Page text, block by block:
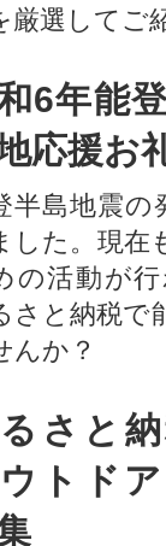
厳選してご
6年能
応援お
半島地震の
した。現在
の活動が
さと納税で
んか？
さと
トド